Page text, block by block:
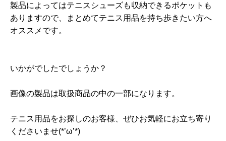
製品によってはテニスシューズも収納できるポケットも
ありますので、まとめてテニス用品を持ち歩きたい方へ
オススメです。
いかがでしたでしょうか？
画像の製品は取扱商品の中の一部になります。
テニス用品をお探しのお客様、ぜひお気軽にお立ち寄り
くださいませ(*’ω’*)